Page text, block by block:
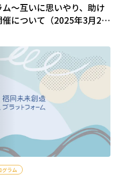
ム～互いに思いやり、助け
について（2025年3月29
グラム